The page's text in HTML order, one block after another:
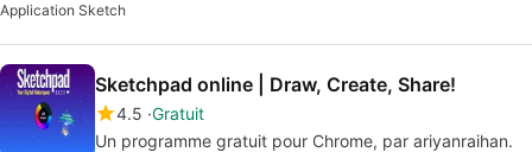
Application Sketch
Sketchpad online | Draw, Create, Share!
4.5 Gratuit
Un programme gratuit pour Chrome, par ariyanraihan.